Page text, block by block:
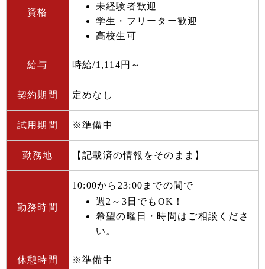
資格
未経験者歓迎
学生・フリーター歓迎
高校生可
給与 時給/1,114円～
契約期間 定めなし
試用期間 ※準備中
勤務地 【記載済の情報をそのまま】
勤務時間
10:00から23:00までの間で
週2～3日でもOK！
希望の曜日・時間はご相談くださ
い。
休憩時間 ※準備中